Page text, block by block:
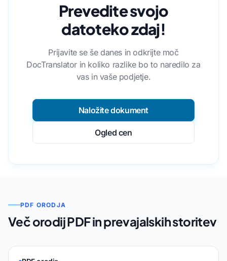
Prevedite svojo
datoteko zdaj!
Prijavite se še danes in odkrijte moč
DocTranslator in koliko razlike bo to naredilo za
vas in vaše podjetje.
Naložite dokument
Ogled cen
PDF ORODJA
Več orodij PDF in prevajalskih storitev